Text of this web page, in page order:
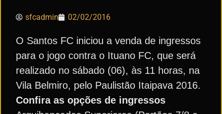
sfcadmin 02/02/2016
O Santos FC iniciou a venda de ingressos
para o jogo contra o Ituano FC, que será
realizado no sábado (06), às 11 horas, na
Vila Belmiro, pelo Paulistão Itaipava 2016.
Confira as opções de ingressos